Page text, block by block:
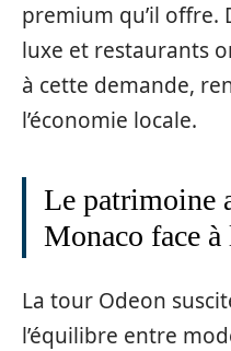
premium qu’il offre.
luxe et restaurants
à cette demande,
l’économie locale.
Le patrimoine
Monaco face
La tour Odeon
l’équilibre entre